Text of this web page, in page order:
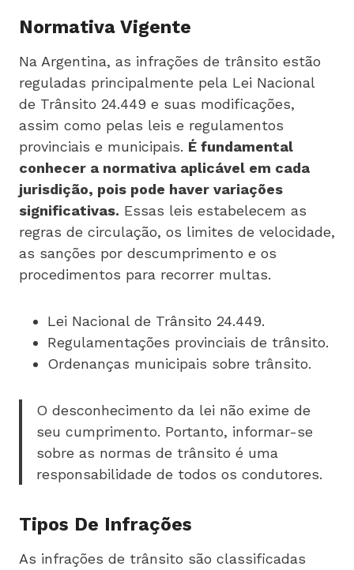
Normativa Vigente
Na Argentina, as infrações de trânsito estão
reguladas principalmente pela Lei Nacional
de Trânsito 24.449 e suas modificações,
assim como pelas leis e regulamentos
provinciais e municipais. É fundamental
conhecer a normativa aplicável em cada
jurisdição, pois pode haver variações
significativas. Essas leis estabelecem as
regras de circulação, os limites de velocidade,
as sanções por descumprimento e os
procedimentos para recorrer multas.
Lei Nacional de Trânsito 24.449.
Regulamentações provinciais de trânsito.
Ordenanças municipais sobre trânsito.
O desconhecimento da lei não exime de
seu cumprimento. Portanto, informar-se
sobre as normas de trânsito é uma
responsabilidade de todos os condutores.
Tipos De Infrações
As infrações de trânsito são classificadas